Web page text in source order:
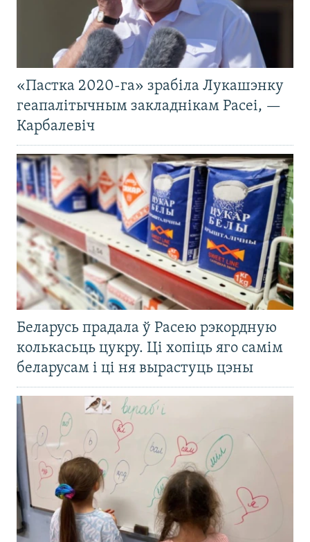
«Пастка 2020-га» зрабіла Лукашэнку
геапалітычным закладнікам Расеі, —
Карбалевіч
Беларусь прадала ў Расею рэкордную
колькасьць цукру. Ці хопіць яго самім
беларусам і ці ня вырастуць цэны